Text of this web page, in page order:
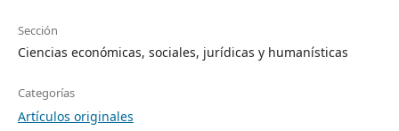
Sección
Ciencias económicas, sociales, jurídicas y humanísticas
Categorías
Artículos originales